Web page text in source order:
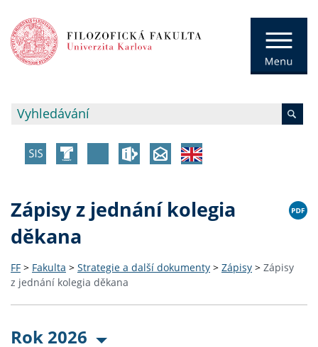
Zápisy z jednání kolegia
děkana
FF > Fakulta > Strategie a další dokumenty > Zápisy > Zápisy
z jednání kolegia děkana
Rok 2026